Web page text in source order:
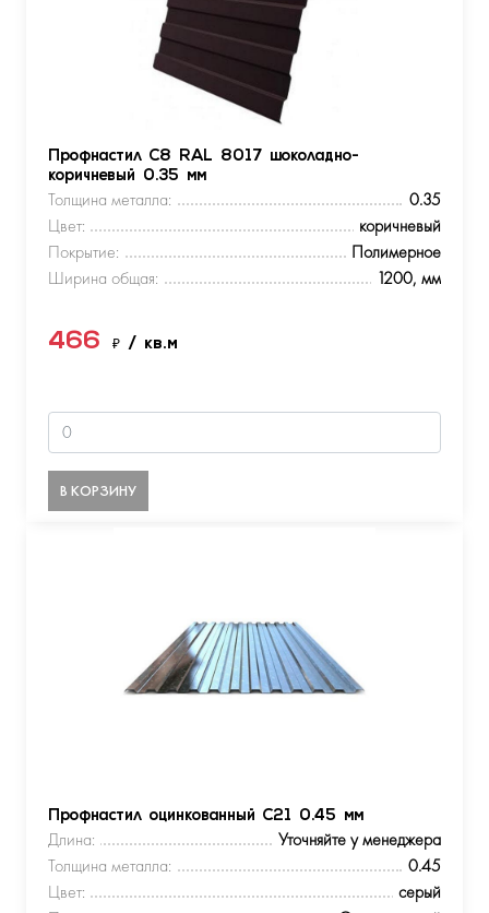
Профнастил С8 RAL 8017 шоколадно-
коричневый 0.35 мм
Толщина металла:
0.35
Цвет:
коричневый
Покрытие:
Полимерное
Ширина общая:
1200, мм
466 ₽ / кв.м
В КОРЗИНУ
Профнастил оцинкованный С21 0.45 мм
Длина:
Уточняйте у менеджера
Толщина металла:
0.45
Цвет:
серый